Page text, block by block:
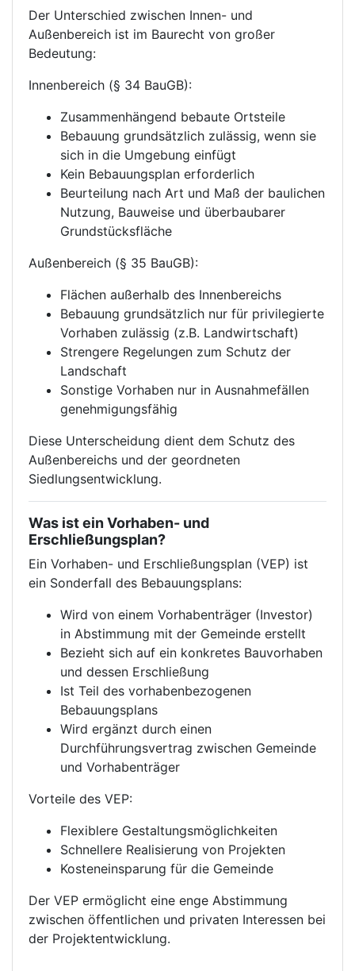
Der Unterschied zwischen Innen- und
Außenbereich ist im Baurecht von großer
Bedeutung:
Innenbereich (§ 34 BauGB):
Zusammenhängend bebaute Ortsteile
Bebauung grundsätzlich zulässig, wenn sie
sich in die Umgebung einfügt
Kein Bebauungsplan erforderlich
Beurteilung nach Art und Maß der baulichen
Nutzung, Bauweise und überbaubarer
Grundstücksfläche
Außenbereich (§ 35 BauGB):
Flächen außerhalb des Innenbereichs
Bebauung grundsätzlich nur für privilegierte
Vorhaben zulässig (z.B. Landwirtschaft)
Strengere Regelungen zum Schutz der
Landschaft
Sonstige Vorhaben nur in Ausnahmefällen
genehmigungsfähig
Diese Unterscheidung dient dem Schutz des
Außenbereichs und der geordneten
Siedlungsentwicklung.
Was ist ein Vorhaben- und
Erschließungsplan?
Ein Vorhaben- und Erschließungsplan (VEP) ist
ein Sonderfall des Bebauungsplans:
Wird von einem Vorhabenträger (Investor)
in Abstimmung mit der Gemeinde erstellt
Bezieht sich auf ein konkretes Bauvorhaben
und dessen Erschließung
Ist Teil des vorhabenbezogenen
Bebauungsplans
Wird ergänzt durch einen
Durchführungsvertrag zwischen Gemeinde
und Vorhabenträger
Vorteile des VEP:
Flexiblere Gestaltungsmöglichkeiten
Schnellere Realisierung von Projekten
Kosteneinsparung für die Gemeinde
Der VEP ermöglicht eine enge Abstimmung
zwischen öffentlichen und privaten Interessen bei
der Projektentwicklung.